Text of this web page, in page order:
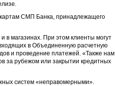
картам СМП Банка, принадлежащего
в магазинах. При этом клиенты могут
в Объединенную расчетную
и проведение платежей. «Также нам
за рубежом или закрытии кредитных
систем «неправомерными».